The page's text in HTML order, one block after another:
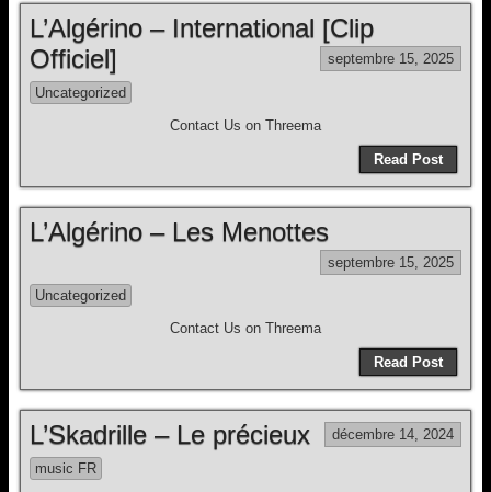
L’Algérino – International [Clip
Officiel]
septembre 15, 2025
Uncategorized
Contact Us on Threema
Read Post
L’Algérino – Les Menottes
septembre 15, 2025
Uncategorized
Contact Us on Threema
Read Post
L’Skadrille – Le précieux décembre 14, 2024
music FR